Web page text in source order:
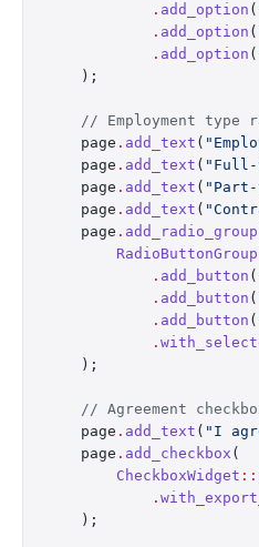
            .
add_option (
            .
add_option (
            .
add_option (
    );
// Employment type
    page
. add_text (
    page
. add_text ( "Full-
    page
. add_text (
    page
. add_text (
    page
. add_radio_group
        RadioButtonGroup
            .
add_button (
            .
add_button (
            .
add_button (
            .
    );
// Agreement
    page
. add_text ( "I
    page
. add_checkbox (
        CheckboxWidget
::
            .
    );